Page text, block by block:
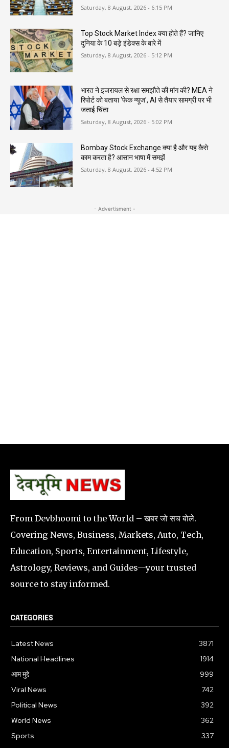
Saturday, 8 August, 2026 - 6:15 PM
Top Stock Market Index क्या होते हैं? जानिए
दुनिया के 10 बड़े इंडेक्स के बारे में
Saturday, 8 August, 2026 - 5:12 PM
भारत ने इजरायल से रक्षा समझौते की मांग की? MEA ने
रिपोर्ट को बताया ‘फेक न्यूज’, AI से तैयार सामग्री पर भी
जताई चिंता
Saturday, 8 August, 2026 - 5:02 PM
Bombay Stock Exchange क्या है और यह कैसे
काम करता है? आसान भाषा में समझें
Saturday, 8 August, 2026 - 4:52 PM
- Advertisment -
From Devbhoomi to the World – खबर जो सच बोले.
Covering News, Business, Markets, Auto, Tech,
Education, Sports, Entertainment, Lifestyle,
Astrology, Reviews, and Guides—your trusted
source to stay informed.
CATEGORIES
Latest News
3871
National Headlines
1914
आम मुद्दे
999
Viral News
742
Political News
392
World News
362
Sports
337